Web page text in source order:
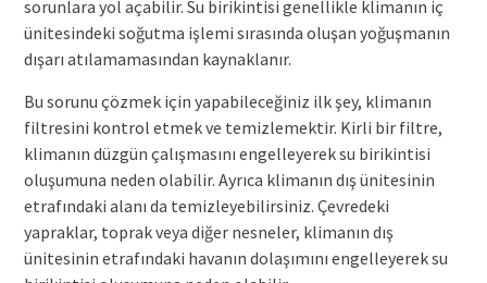
sorunlara yol açabilir. Su birikintisi genellikle klimanın iç
ünitesindeki soğutma işlemi sırasında oluşan yoğuşmanın
dışarı atılamamasından kaynaklanır.
Bu sorunu çözmek için yapabileceğiniz ilk şey, klimanın
filtresini kontrol etmek ve temizlemektir. Kirli bir filtre,
klimanın düzgün çalışmasını engelleyerek su birikintisi
oluşumuna neden olabilir. Ayrıca klimanın dış ünitesinin
etrafındaki alanı da temizleyebilirsiniz. Çevredeki
yapraklar, toprak veya diğer nesneler, klimanın dış
ünitesinin etrafındaki havanın dolaşımını engelleyerek su